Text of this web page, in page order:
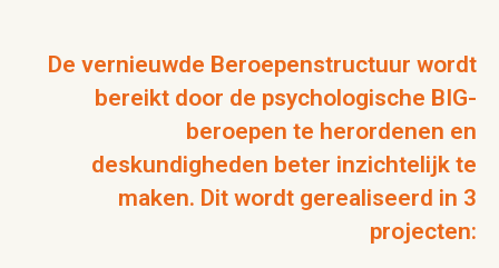
De vernieuwde Beroepenstructuur wordt
bereikt door de psychologische BIG-
beroepen te herordenen en
deskundigheden beter inzichtelijk te
maken. Dit wordt gerealiseerd in 3
projecten: